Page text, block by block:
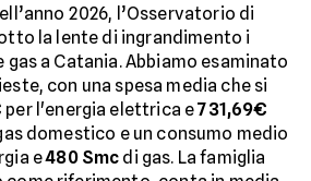
2026, l’Osservatorio di
la lente di ingrandimento i
a Catania. Abbiamo esaminato
con una spesa media che si
per l'energia elettrica e731,69€
domestico e un consumo medio
e480 Smc di gas. La famiglia